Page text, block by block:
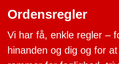
Ordensregler
Vi har få, enkle regler –
hinanden og dig og for